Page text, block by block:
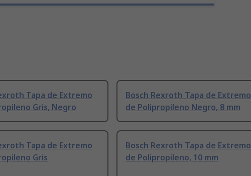
Tapa de Extremo
Gris, Negro
Bosch Rexroth Tapa de Extremo
de Polipropileno Negro, 8 mm
Tapa de Extremo
Gris
Bosch Rexroth Tapa de Extremo
de Polipropileno, 10 mm